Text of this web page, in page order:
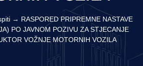
→ RASPORED PRIPREMNE NASTAVE
PO JAVNOM POZIVU ZA STJECANJE
VOŽNJE MOTORNIH VOZILA